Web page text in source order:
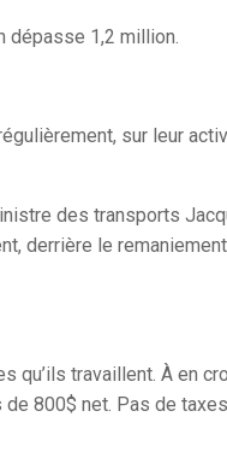
dépasse 1,2 million.
sur leur
des transports
derrière le
qu’ils travaillent. À en
800$ net. Pas de